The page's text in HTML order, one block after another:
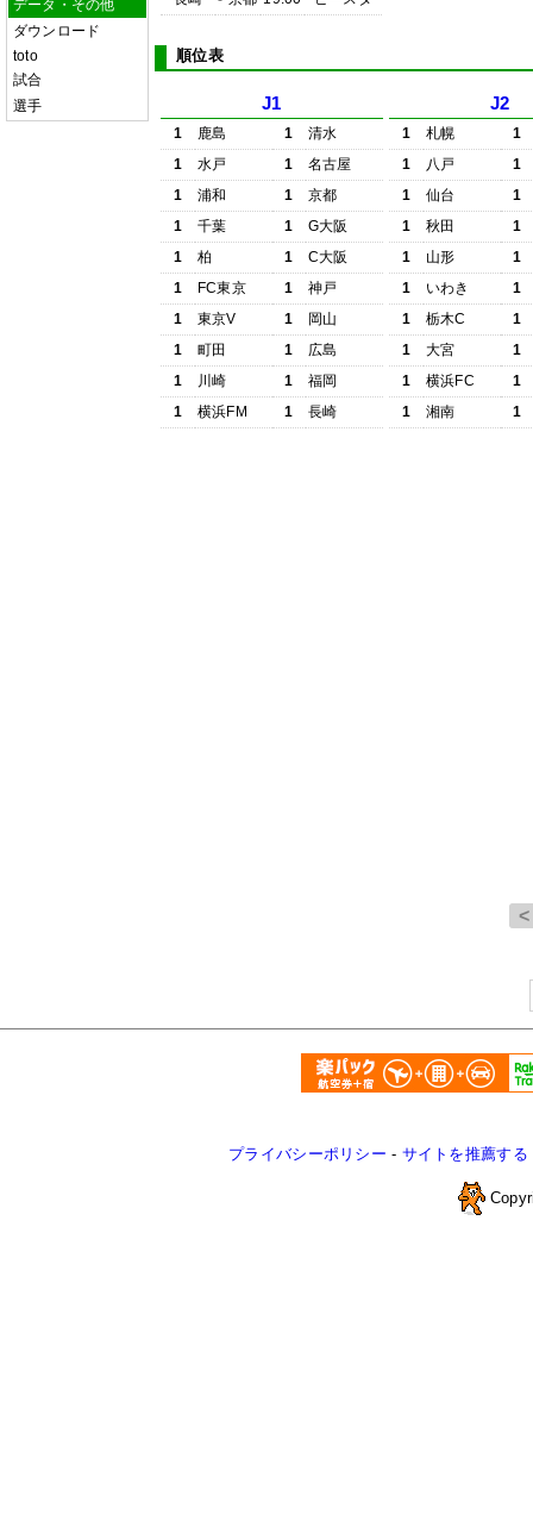
データ・その他
ダウンロード
toto
試合
選手
順位表
J1
1 鹿島 1
清水
1
水戸 1
名古屋
1
浦和 1
京都
1
千葉 1
G大阪
1
柏 1
C大阪
1
FC東京 1
神戸
1
東京V 1
岡山
1
町田 1
広島
1
川崎 1
福岡
1
横浜FM 1 長崎
J2
1 札幌
1
1
八戸
1
1
仙台
1
1
秋田
1
1
山形
1
1
いわき
1
1
栃木C
1
1
大宮
1
1
横浜FC
1
1
湘南 1
プライバシーポリシー - サイトを推薦する